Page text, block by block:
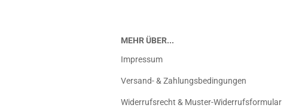
MEHR ÜBER...
Impressum
Versand- & Zahlungsbedingungen
Widerrufsrecht & Muster-Widerrufsformular